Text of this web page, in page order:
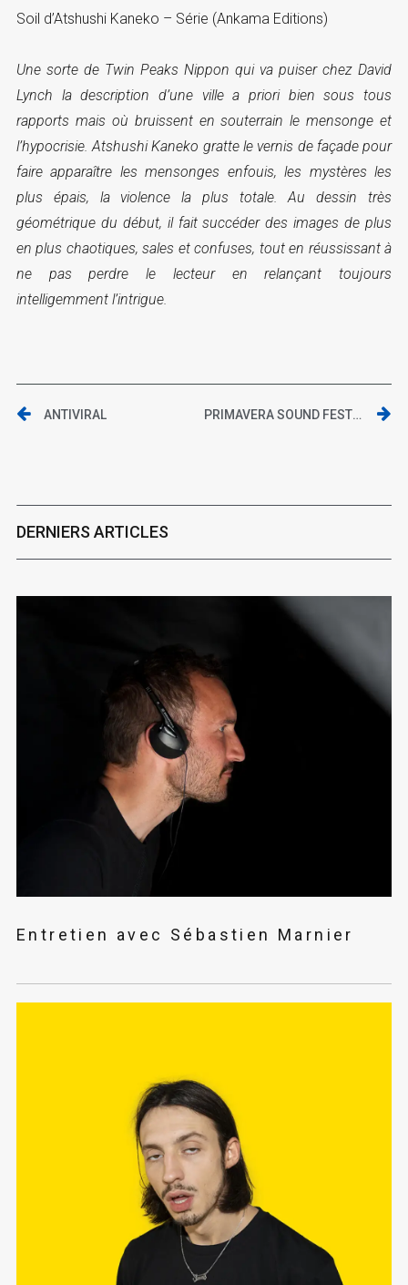
Soil d’Atshushi Kaneko – Série (Ankama Editions)
Une sorte de Twin Peaks Nippon qui va puiser chez David
Lynch la description d’une ville a priori bien sous tous
rapports mais où bruissent en souterrain le mensonge et
l’hypocrisie. Atshushi Kaneko gratte le vernis de façade pour
faire apparaître les mensonges enfouis, les mystères les
plus épais, la violence la plus totale. Au dessin très
géométrique du début, il fait succéder des images de plus
en plus chaotiques, sales et confuses, tout en réussissant à
ne pas perdre le lecteur en relançant toujours
intelligemment l’intrigue.
ANTIVIRAL PRIMAVERA SOUND FESTIVAL 2013 : NOS PRONOSTICS !
DERNIERS ARTICLES
Entretien avec Sébastien Marnier